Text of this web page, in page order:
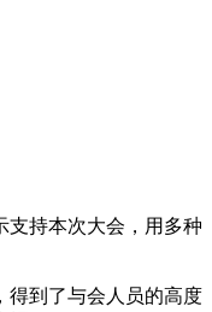
支持本次大会，用多种
得到了与会人员的高度